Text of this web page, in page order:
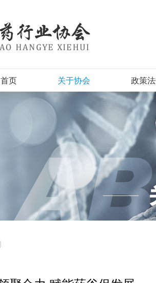
首页 关于协会
协会简介
组织机构
协会新闻
登记表下载
政策
国家法
部门
地方
其他法